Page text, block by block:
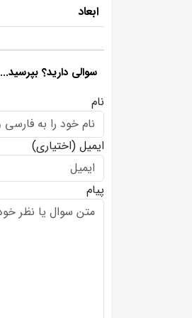
ابعاد
سوالی دارید؟ بپرسید...
نام
ایمیل (اختیاری)
پیام